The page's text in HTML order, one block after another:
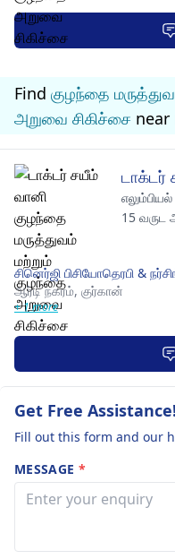
Find குழந்தை
அறுவை சிகிச்சை near
டாக்டர்
15 வருட
சினெர்ஜி பிசியோதெரபி &
ஆர்டி நகரம், குர்கான்
+ 1 more
Get Free Assistance!
Fill out this form and our
MESSAGE *